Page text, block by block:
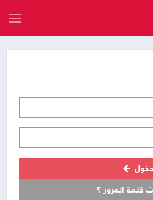
دخول
كلمة المرور ؟